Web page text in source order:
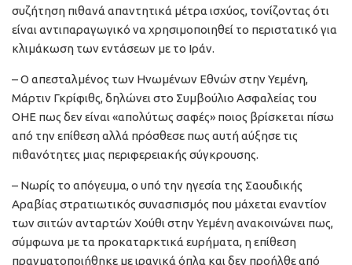
συζήτηση πιθανά απαντητικά μέτρα ισχύος, τονίζοντας ότι
είναι αντιπαραγωγικό να χρησιμοποιηθεί το περιστατικό για
κλιμάκωση των εντάσεων με το Ιράν.
– Ο απεσταλμένος των Ηνωμένων Εθνών στην Υεμένη,
Μάρτιν Γκρίφιθς, δηλώνει στο Συμβούλιο Ασφαλείας του
ΟΗΕ πως δεν είναι «απολύτως σαφές» ποιος βρίσκεται πίσω
από την επίθεση αλλά πρόσθεσε πως αυτή αύξησε τις
πιθανότητες μιας περιφερειακής σύγκρουσης.
– Νωρίς το απόγευμα, ο υπό την ηγεσία της Σαουδικής
Αραβίας στρατιωτικός συνασπισμός που μάχεται εναντίον
των σιιτών ανταρτών Χούθι στην Υεμένη ανακοινώνει πως,
σύμφωνα με τα προκαταρκτικά ευρήματα, η επίθεση
πραγματοποιήθηκε με ιρανικά όπλα και δεν προήλθε από